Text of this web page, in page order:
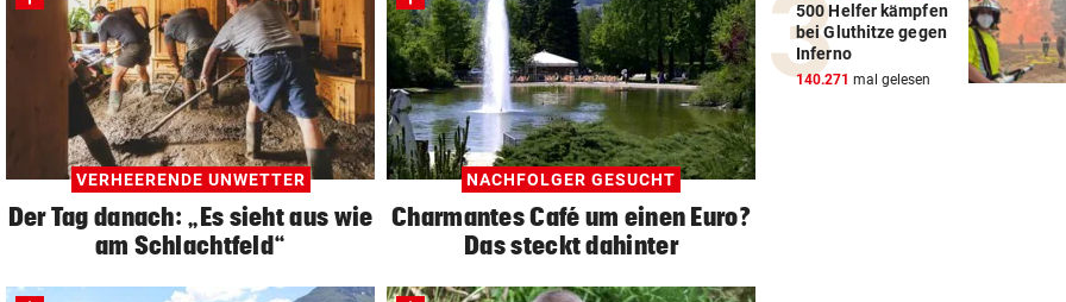
VERHEERENDE UNWETTER
Der Tag danach: „Es sieht aus wie
am Schlachtfeld“
NACHFOLGER GESUCHT
Charmantes Café um einen Euro?
Das steckt dahinter
500 Helfer kämpfen
bei Gluthitze gegen
Inferno
140.271 mal gelesen